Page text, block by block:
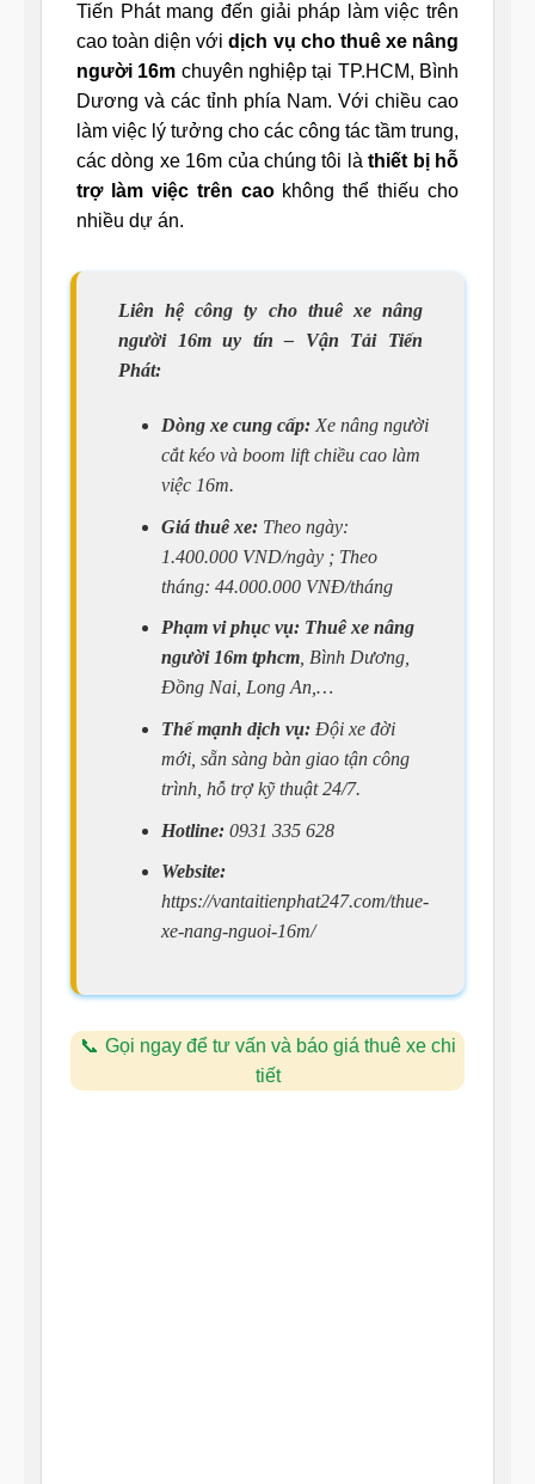
Tiến Phát mang đến giải pháp làm việc trên
cao toàn diện vớidịch vụ cho thuê xe nâng
người 16m chuyên nghiệp tại TP.HCM, Bình
Dương và các tỉnh phía Nam. Với chiều cao
làm việc lý tưởng cho các công tác tầm trung,
các dòng xe 16m của chúng tôi làthiết bị hỗ
trợ làm việc trên caokhông thể thiếu cho
nhiều dự án.
Liên hệ công ty cho thuê xe nâng
người 16m uy tín – Vận Tải Tiến
Phát:
Dòng xe cung cấp:Xe nâng người
cắt kéo và boom lift chiều cao làm
việc 16m.
Giá thuê xe: Theo ngày:
1.400.000 VND/ngày ; Theo
tháng: 44.000.000 VNĐ/tháng
Phạm vi phục vụ: Thuê xe nâng
người 16m tphcm, Bình Dương,
Đồng Nai, Long An,…
Thế mạnh dịch vụ:Đội xe đời
mới, sẵn sàng bàn giao tận công
trình, hỗ trợ kỹ thuật 24/7.
Hotline:0931 335 628
Website:
https://vantaitienphat247.com/thue-
xe-nang-nguoi-16m/
Gọi ngay để tư vấn và báo giá thuê xe chi
tiết